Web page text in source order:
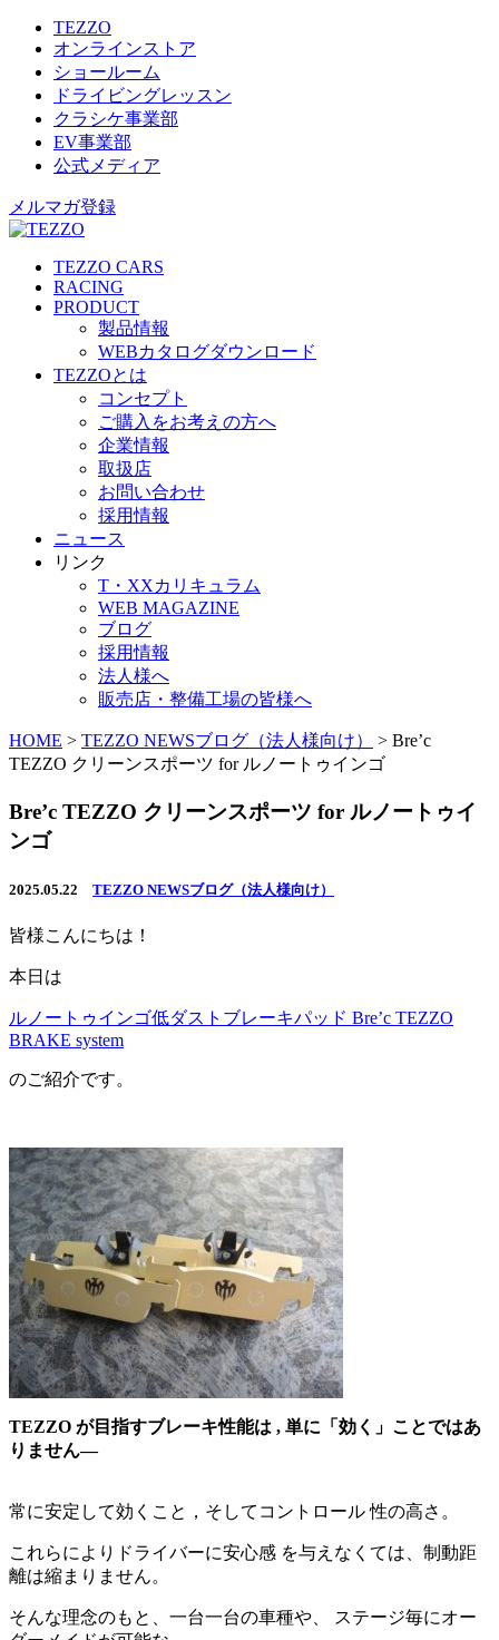
TEZZO
オンラインストア
ショールーム
ドライビングレッスン
クラシケ事業部
EV事業部
公式メディア
メルマガ登録
TEZZO CARS
RACING
PRODUCT
製品情報
WEBカタログダウンロード
TEZZOとは
コンセプト
ご購入をお考えの方へ
企業情報
取扱店
お問い合わせ
採用情報
ニュース
リンク
T・XXカリキュラム
WEB MAGAZINE
ブログ
採用情報
法人様へ
販売店・整備工場の皆様へ
HOME > TEZZO NEWSブログ（法人様向け） > Bre’c
TEZZO クリーンスポーツ for ルノートゥインゴ
Bre’c TEZZO クリーンスポーツ for ルノートゥイ
ンゴ
2025.05.22 TEZZO NEWSブログ（法人様向け）
皆様こんにちは！
本日は
ルノートゥインゴ低ダストブレーキパッド Bre’c TEZZO
BRAKE system
のご紹介です。
TEZZO が目指すブレーキ性能は , 単に「効く」ことではあ
りません―
常に安定して効くこと，そしてコントロール 性の高さ。
これらによりドライバーに安心感 を与えなくては、制動距
離は縮まりません。
そんな理念のもと、一台一台の車種や、 ステージ毎にオー